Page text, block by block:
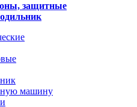
защитные
машину